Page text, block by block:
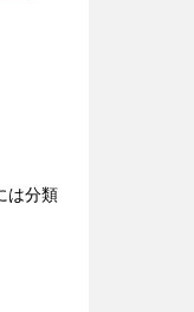
は分類